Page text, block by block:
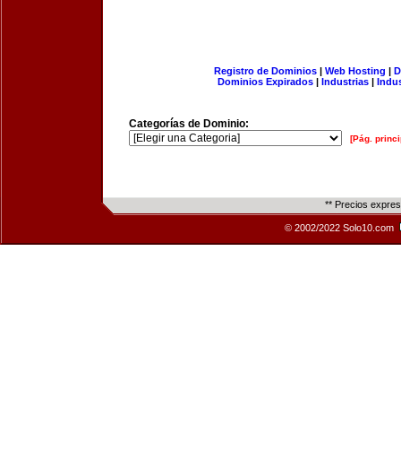
Registro de Dominios| Web Hosting |
Dominios Expirados | Industrias |
Categorías de Dominio:
[Pág.
** Precios
© 2002/2022 Solo10.com